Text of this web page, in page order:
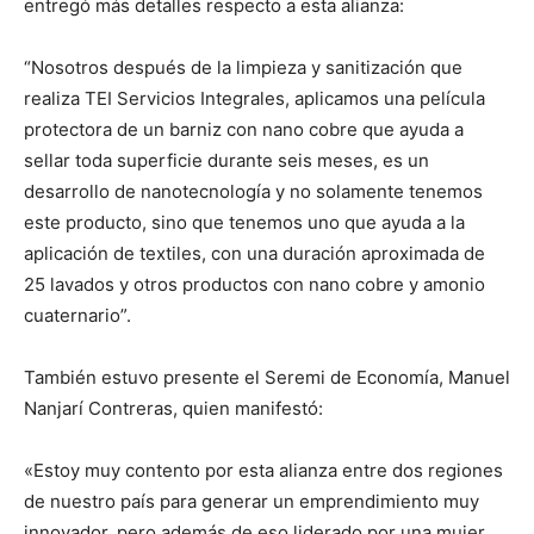
entregó más detalles respecto a esta alianza:
“Nosotros después de la limpieza y sanitización que
realiza TEI Servicios Integrales, aplicamos una película
protectora de un barniz con nano cobre que ayuda a
sellar toda superficie durante seis meses, es un
desarrollo de nanotecnología y no solamente tenemos
este producto, sino que tenemos uno que ayuda a la
aplicación de textiles, con una duración aproximada de
25 lavados y otros productos con nano cobre y amonio
cuaternario”.
También estuvo presente el Seremi de Economía, Manuel
Nanjarí Contreras, quien manifestó:
«Estoy muy contento por esta alianza entre dos regiones
de nuestro país para generar un emprendimiento muy